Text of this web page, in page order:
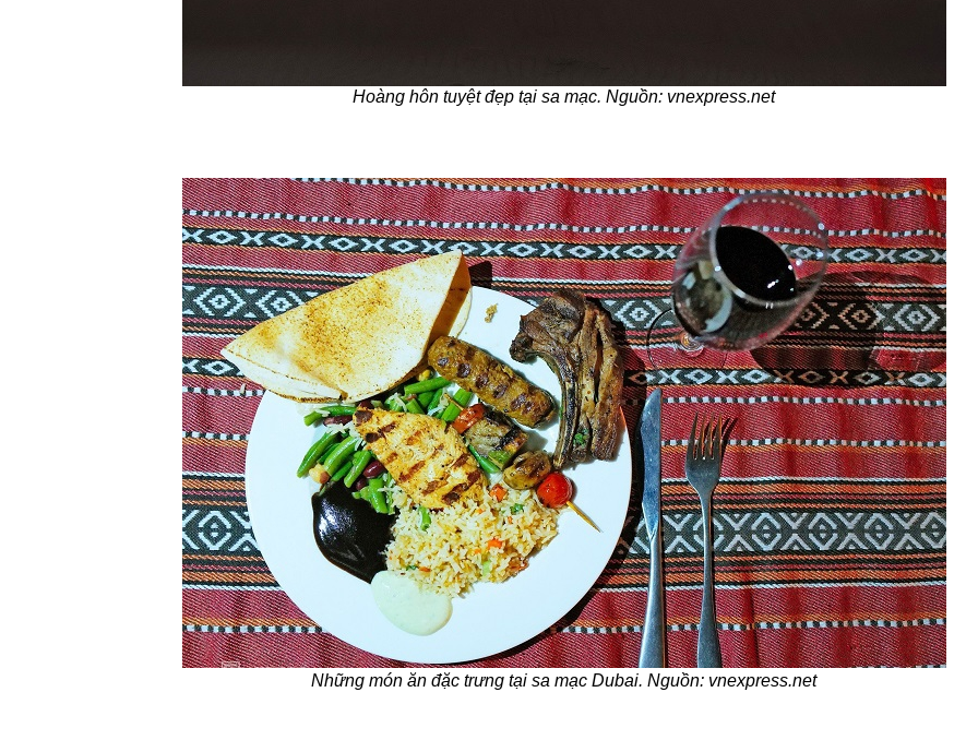
Hoàng hôn tuyệt đẹp tại sa mạc. Nguồn: vnexpress.net
Những món ăn đặc trưng tại sa mạc Dubai. Nguồn: vnexpress.net